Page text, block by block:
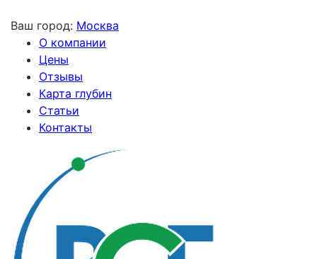
Ваш город: Москва
О компании
Цены
Отзывы
Карта глубин
Статьи
Контакты